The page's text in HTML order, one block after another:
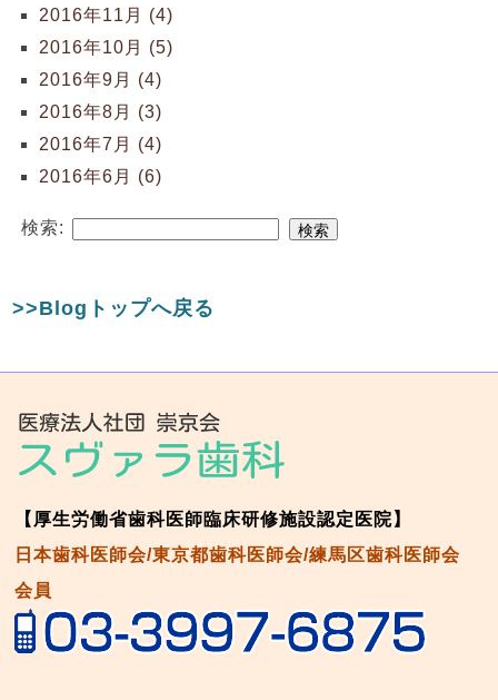
2016年11月 (4)
2016年10月 (5)
2016年9月 (4)
2016年8月 (3)
2016年7月 (4)
2016年6月 (6)
検索:
>>Blogトップへ戻る
【厚生労働省歯科医師臨床研修施設認定医院】
日本歯科医師会/東京都歯科医師会/練馬区歯科医師会
会員